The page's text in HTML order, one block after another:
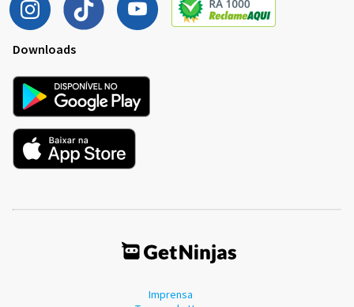
Downloads
Imprensa